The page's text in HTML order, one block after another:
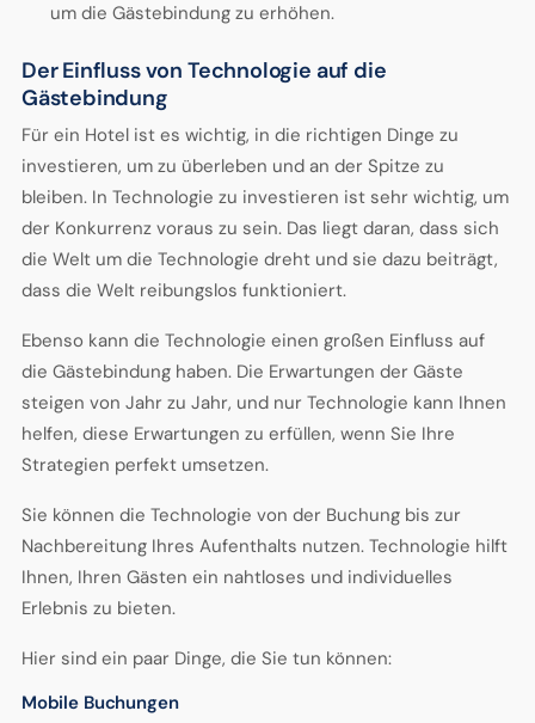
um die Gästebindung zu erhöhen.
Der Einfluss von Technologie auf die
Gästebindung
Für ein Hotel ist es wichtig, in die richtigen Dinge zu
investieren, um zu überleben und an der Spitze zu
bleiben. In Technologie zu investieren ist sehr wichtig, um
der Konkurrenz voraus zu sein. Das liegt daran, dass sich
die Welt um die Technologie dreht und sie dazu beiträgt,
dass die Welt reibungslos funktioniert.
Ebenso kann die Technologie einen großen Einfluss auf
die Gästebindung haben. Die Erwartungen der Gäste
steigen von Jahr zu Jahr, und nur Technologie kann Ihnen
helfen, diese Erwartungen zu erfüllen, wenn Sie Ihre
Strategien perfekt umsetzen.
Sie können die Technologie von der Buchung bis zur
Nachbereitung Ihres Aufenthalts nutzen. Technologie hilft
Ihnen, Ihren Gästen ein nahtloses und individuelles
Erlebnis zu bieten.
Hier sind ein paar Dinge, die Sie tun können:
Mobile Buchungen